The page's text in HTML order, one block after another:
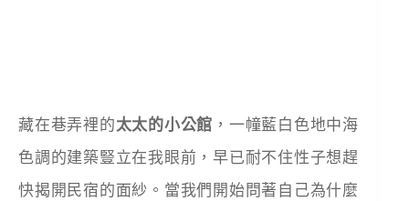
藏在巷弄裡的太太的小公館 ，一幢藍白色地中海
色調的建築豎立在我眼前，早已耐不住性子想趕
快揭開民宿的面紗。當我們開始問著自己為什麼